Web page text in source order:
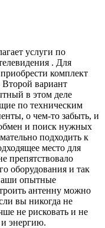
услуги по
. Для
комплект
Второй вариант
в этом деле
по техническим
о чем-то забыть, и
и поиск нужных
подходить к
место для
препятствовало
оборудования и так
опытные
антенну можно
вы никогда не
не рисковать и не
и энергию.